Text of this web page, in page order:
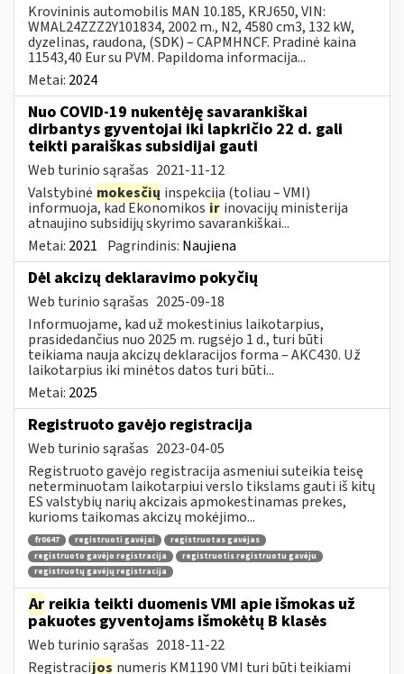
Krovininis automobilis MAN 10.185, KRJ650, VIN:
WMAL24ZZZ2Y101834, 2002 m., N2, 4580 cm3, 132 kW,
dyzelinas, raudona, (SDK) – CAPMHNCF. Pradinė kaina
11543,40 Eur su PVM. Papildoma informacija...
Metai: 2024
Nuo COVID-19 nukentėję savarankiškai
dirbantys gyventojai iki lapkričio 22 d. gali
teikti paraiškas subsidijai gauti
Web turinio sąrašas 2021-11-12
Valstybinė mokesčių inspekcija (toliau – VMI)
informuoja, kad Ekonomikos ir inovacijų ministerija
atnaujino subsidijų skyrimo savarankiškai...
Metai: 2021 Pagrindinis: Naujiena
​​​​​​​Dėl akcizų deklaravimo pokyčių
Web turinio sąrašas 2025-09-18
Informuojame, kad už mokestinius laikotarpius,
prasidedančius nuo 2025 m. rugsėjo 1 d., turi būti
teikiama nauja akcizų deklaracijos forma – AKC430. Už
laikotarpius iki minėtos datos turi būti...
Metai: 2025
Registruoto gavėjo registracija
Web turinio sąrašas 2023-04-05
Registruoto gavėjo registracija asmeniui suteikia teisę
neterminuotam laikotarpiui verslo tikslams gauti iš kitų
ES valstybių narių akcizais apmokestinamas prekes,
kurioms taikomas akcizų mokėjimo...
fr0647 registruoti gavėjai
registruotas gavėjas
registruoto gavėjo registracija
registruotis registruotu gavėju
registruotų gavėjų registracija
Ar reikia teikti duomenis VMI apie išmokas už
pakuotes gyventojams išmokėtų B klasės
Web turinio sąrašas 2018-11-22
Registracijos numeris KM1190 VMI turi būti teikiami